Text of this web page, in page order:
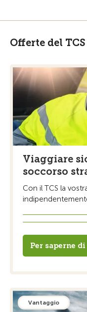
Offerte del TCS
Viaggiare
soccorso
Con il TCS la
Per saperne
Vantaggio